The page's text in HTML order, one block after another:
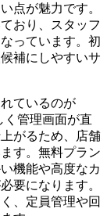
点が魅力です。
おり、スタッフ
っています。初
補にしやすいサ
ているのが
く管理画面が直
がるため、店舗
す。無料プラン
機能や高度なカ
要になります。
、定員管理や回